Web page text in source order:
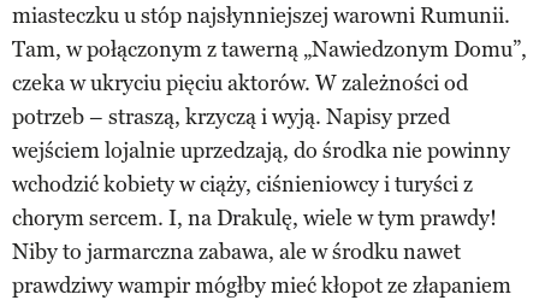
miasteczku u stóp najsłynniejszej warowni Rumunii.
Tam, w połączonym z tawerną „Nawiedzonym Domu”,
czeka w ukryciu pięciu aktorów. W zależności od
potrzeb – straszą, krzyczą i wyją. Napisy przed
wejściem lojalnie uprzedzają, do środka nie powinny
wchodzić kobiety w ciąży, ciśnieniowcy i turyści z
chorym sercem. I, na Drakulę, wiele w tym prawdy!
Niby to jarmarczna zabawa, ale w środku nawet
prawdziwy wampir mógłby mieć kłopot ze złapaniem